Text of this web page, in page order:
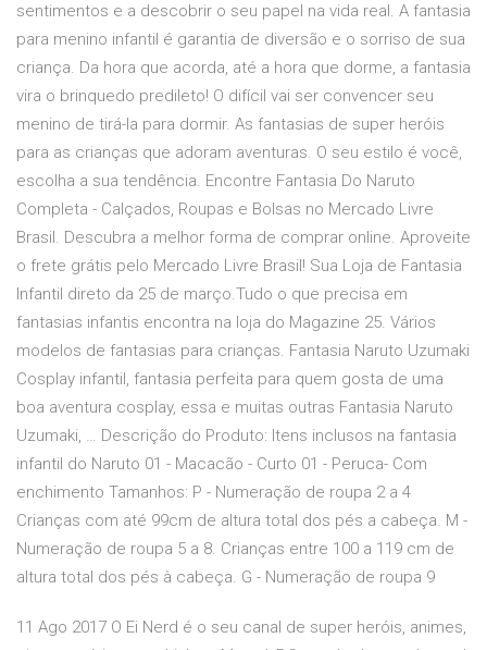
sentimentos e a descobrir o seu papel na vida real. A fantasia
para menino infantil é garantia de diversão e o sorriso de sua
criança. Da hora que acorda, até a hora que dorme, a fantasia
vira o brinquedo predileto! O difícil vai ser convencer seu
menino de tirá-la para dormir. As fantasias de super heróis
para as crianças que adoram aventuras. O seu estilo é você,
escolha a sua tendência. Encontre Fantasia Do Naruto
Completa - Calçados, Roupas e Bolsas no Mercado Livre
Brasil. Descubra a melhor forma de comprar online. Aproveite
o frete grátis pelo Mercado Livre Brasil! Sua Loja de Fantasia
Infantil direto da 25 de março.Tudo o que precisa em
fantasias infantis encontra na loja do Magazine 25. Vários
modelos de fantasias para crianças. Fantasia Naruto Uzumaki
Cosplay infantil, fantasia perfeita para quem gosta de uma
boa aventura cosplay, essa e muitas outras Fantasia Naruto
Uzumaki, … Descrição do Produto: Itens inclusos na fantasia
infantil do Naruto 01 - Macacão - Curto 01 - Peruca- Com
enchimento Tamanhos: P - Numeração de roupa 2 a 4
Crianças com até 99cm de altura total dos pés a cabeça. M -
Numeração de roupa 5 a 8. Crianças entre 100 a 119 cm de
altura total dos pés à cabeça. G - Numeração de roupa 9
11 Ago 2017 O Ei Nerd é o seu canal de super heróis, animes,